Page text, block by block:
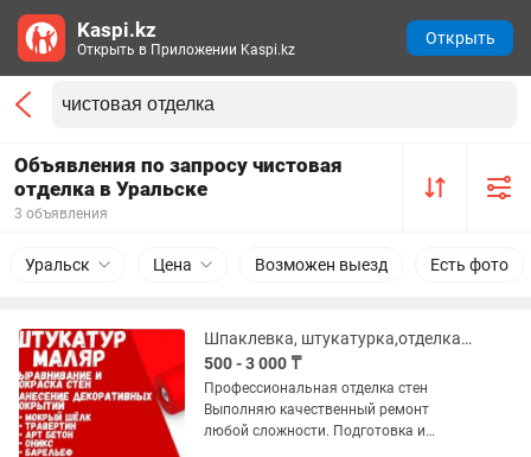
Объявления по запросу чистовая
отделка в Уральске
3 объявления
Уральск Цена Возможен выезд Есть фото
Шпаклевка, штукатурка,отделка стен различными декоративными материалами
500 - 3 000 ₸
Профессиональная отделка стен
Выполняю качественный ремонт
любой сложности. Подготовка и
Kaspi.kz
Открыть в Приложении Kaspi.kz
Открыть